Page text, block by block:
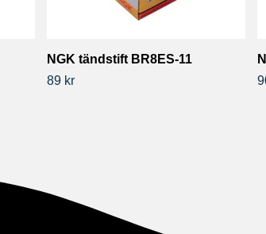
NGK tändstift BR8ES-11
89 kr